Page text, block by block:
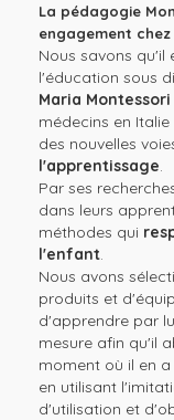
La pédagogie
engagement
Nous savons
l'éducation sous
Maria Montessori
médecins en
des nouvelles
l'apprentissage.
Par ses
dans leurs
méthodes qui
l'enfant.
Nous avons
produits et
d'apprendre par
mesure afin qu'il
moment où il en
en utilisant
d'utilisation et